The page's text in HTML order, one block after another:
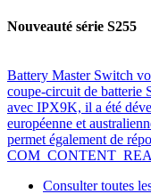
Nouveauté série S255
Battery Master Switch
coupe-circuit de batterie
avec IPX9K, il a été
européenne et
permet également de
Consulter toutes